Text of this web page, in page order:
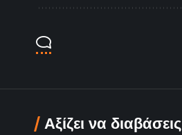
Αξίζει να διαβάσεις